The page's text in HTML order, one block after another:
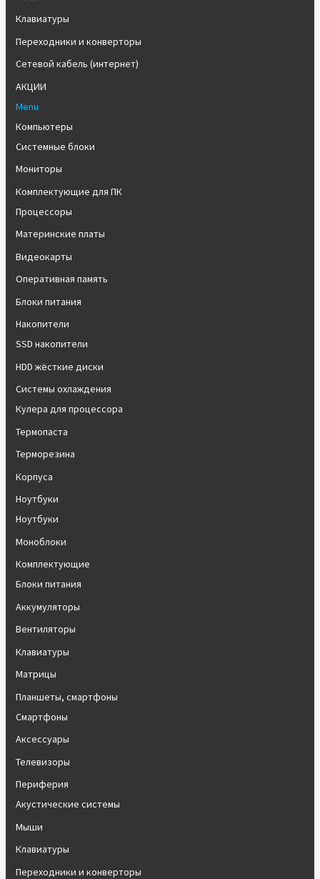
Клавиатуры
Переходники и конверторы
Сетевой кабель (интернет)
АКЦИИ
Menu
Компьютеры
Системные блоки
Мониторы
Комплектующие для ПК
Процессоры
Материнские платы
Видеокарты
Оперативная память
Блоки питания
Накопители
SSD накопители
HDD жёсткие диски
Системы охлаждения
Кулера для процессора
Термопаста
Терморезина
Корпуса
Ноутбуки
Ноутбуки
Моноблоки
Комплектующие
Блоки питания
Аккумуляторы
Вентиляторы
Клавиатуры
Матрицы
Планшеты, смартфоны
Смартфоны
Аксессуары
Телевизоры
Периферия
Акустические системы
Мыши
Клавиатуры
Переходники и конверторы